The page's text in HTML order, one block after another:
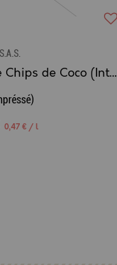
Distrigalli S.A.S. - Litière Chips de Coco (Intérieur & Extérieur)
0,47 € / l